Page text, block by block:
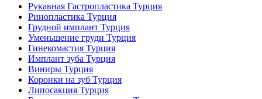
Рукавная Гастропластика Турция
Ринопластика Турция
Грудной имплант Турция
Уменьшение груди Турция
Гинекомастия Турция
Имплант зуба Турция
Виниры Турция
Коронки на зуб Турция
Липосакция Турция